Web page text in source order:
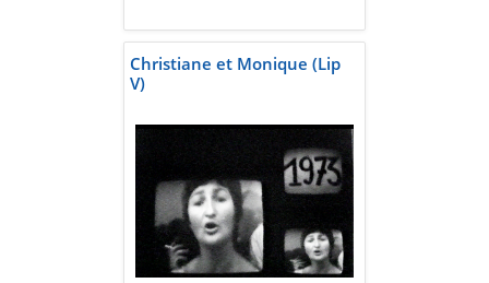
Christiane et Monique (Lip
V)